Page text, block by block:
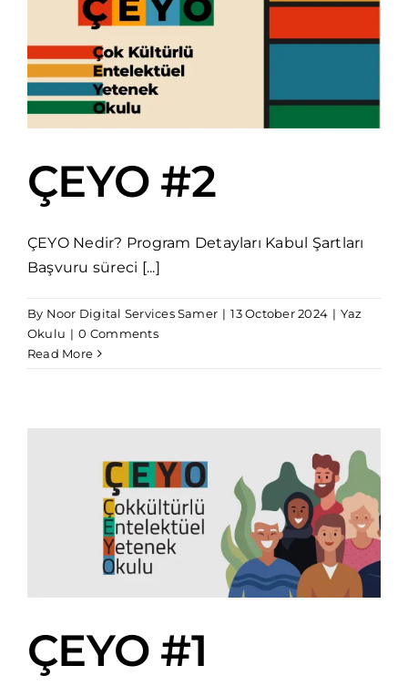
ÇEYO #2
ÇEYO Nedir? Program Detayları Kabul Şartları
Başvuru süreci [...]
By Noor Digital Services Samer | 13 October 2024 | Yaz
Okulu | 0 Comments
Read More
ÇEYO #1